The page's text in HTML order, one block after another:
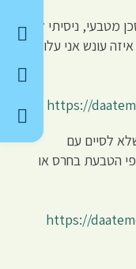
מטבעי, ניסיתי לקדש
עונש אני עלול
https://
לסיים עם
הטבעת בחרס או
https://